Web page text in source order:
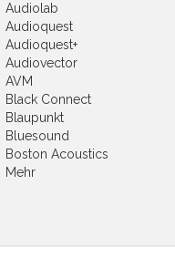
Audiolab
Audioquest
Audioquest+
Audiovector
AVM
Black Connect
Blaupunkt
Bluesound
Boston Acoustics
Mehr